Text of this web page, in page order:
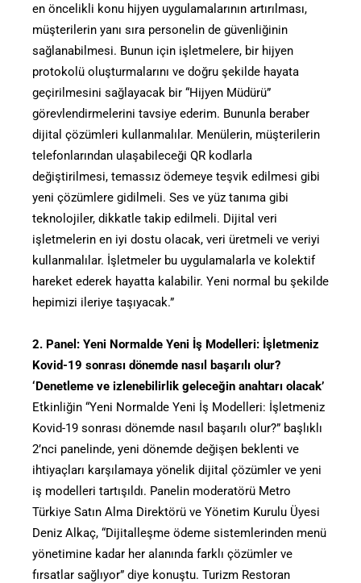
en öncelikli konu hijyen uygulamalarının artırılması,
müşterilerin yanı sıra personelin de güvenliğinin
sağlanabilmesi. Bunun için işletmelere, bir hijyen
protokolü oluşturmalarını ve doğru şekilde hayata
geçirilmesini sağlayacak bir “Hijyen Müdürü”
görevlendirmelerini tavsiye ederim. Bununla beraber
dijital çözümleri kullanmalılar. Menülerin, müşterilerin
telefonlarından ulaşabileceği QR kodlarla
değiştirilmesi, temassız ödemeye teşvik edilmesi gibi
yeni çözümlere gidilmeli. Ses ve yüz tanıma gibi
teknolojiler, dikkatle takip edilmeli. Dijital veri
işletmelerin en iyi dostu olacak, veri üretmeli ve veriyi
kullanmalılar. İşletmeler bu uygulamalarla ve kolektif
hareket ederek hayatta kalabilir. Yeni normal bu şekilde
hepimizi ileriye taşıyacak.”
2. Panel: Yeni Normalde Yeni İş Modelleri: İşletmeniz
Kovid-19 sonrası dönemde nasıl başarılı olur?
‘Denetleme ve izlenebilirlik geleceğin anahtarı olacak’
Etkinliğin “Yeni Normalde Yeni İş Modelleri: İşletmeniz
Kovid-19 sonrası dönemde nasıl başarılı olur?” başlıklı
2’nci panelinde, yeni dönemde değişen beklenti ve
ihtiyaçları karşılamaya yönelik dijital çözümler ve yeni
iş modelleri tartışıldı. Panelin moderatörü Metro
Türkiye Satın Alma Direktörü ve Yönetim Kurulu Üyesi
Deniz Alkaç, “Dijitalleşme ödeme sistemlerinden menü
yönetimine kadar her alanında farklı çözümler ve
fırsatlar sağlıyor” diye konuştu. Turizm Restoran